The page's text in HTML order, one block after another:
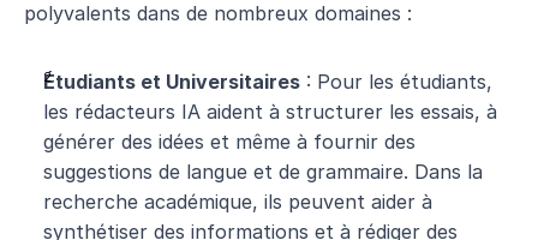
polyvalents dans de nombreux domaines :
Étudiants et Universitaires : Pour les étudiants,
les rédacteurs IA aident à structurer les essais, à
générer des idées et même à fournir des
suggestions de langue et de grammaire. Dans la
recherche académique, ils peuvent aider à
synthétiser des informations et à rédiger des